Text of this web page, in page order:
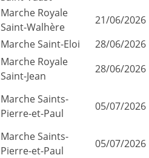
Marche Royale
Saint-Walhère
21/06/2026
Marche Saint-Eloi
28/06/2026
Marche Royale
Saint-Jean
28/06/2026
Marche Saints-
Pierre-et-Paul
05/07/2026
Marche Saints-
Pierre-et-Paul
05/07/2026